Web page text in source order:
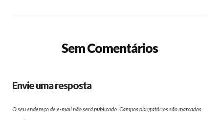
Sem Comentários
Envie uma resposta
O seu endereço de e-mail não será publicado. Campos obrigatórios são marcados